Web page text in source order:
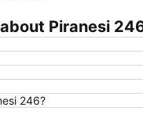
Piranesi
246?